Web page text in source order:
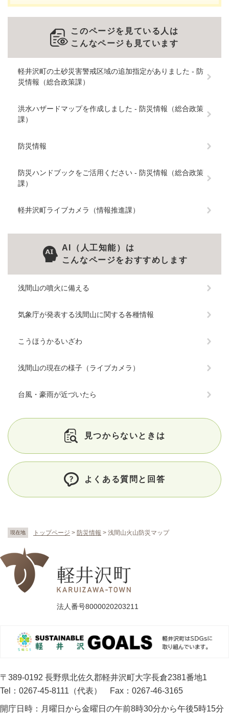
現在地 トップページ > 防災情報 > 浅間山火山防災マップ
このページを見ている人は
こんなページも見ています
軽井沢町の土砂災害警戒区域の追加指定がありました - 防
災情報（総合政策課）
洪水ハザードマップを作成しました - 防災情報（総合政策
課）
防災情報
防災ハンドブックをご活用ください - 防災情報（総合政策
課）
軽井沢町ライブカメラ（情報推進課）
AI（人工知能）は
こんなページをおすすめします
浅間山の噴火に備える
気象庁が発表する浅間山に関する各種情報
こうほうかるいざわ
浅間山の現在の様子（ライブカメラ）
台風・豪雨が近づいたら
見つからないときは
よくある質問と回答
法人番号8000020203211
〒389-0192 長野県北佐久郡軽井沢町大字長倉2381番地1
Tel：0267-45-8111（代表）
Fax：0267-46-3165
開庁日時： 月曜日から金曜日の午前8時30分から午後5時15分